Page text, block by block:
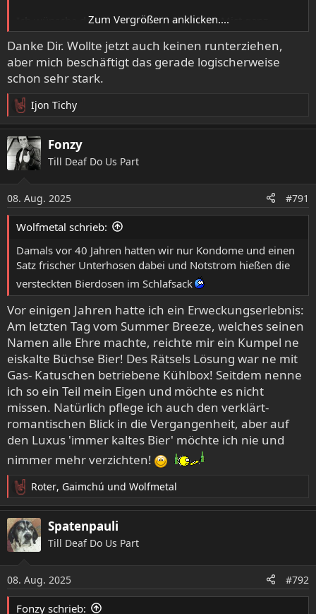
Ich wünsche deinem Kumpel, dass er den Mist ganz
schnell platt macht. Ein Bier/Cocktail bei uns ist für euch
reserviert!
Zum Vergrößern anklicken....
Danke Dir. Wollte jetzt auch keinen runterziehen,
aber mich beschäftigt das gerade logischerweise
schon sehr stark.
R
e
a
k
t
n
e
n
Ijon Tichy
Fonzy
Till Deaf Do Us Part
08. Aug. 2025 #791
Wolfmetal schrieb:
Damals vor 40 Jahren hatten wir nur Kondome und einen
Satz frischer Unterhosen dabei und Notstrom hießen die
versteckten Bierdosen im Schlafsack
Vor einigen Jahren hatte ich ein Erweckungserlebnis:
Am letzten Tag vom Summer Breeze, welches seinen
Namen alle Ehre machte, reichte mir ein Kumpel ne
eiskalte Büchse Bier! Des Rätsels Lösung war ne mit
Gas- Katuschen betriebene Kühlbox! Seitdem nenne
ich so ein Teil mein Eigen und möchte es nicht
missen. Natürlich pflege ich auch den verklärt-
romantischen Blick in die Vergangenheit, aber auf
den Luxus 'immer kaltes Bier' möchte ich nie und
nimmer mehr verzichten!
R
e
a
k
t
n
e
Roter, Gaimchú und Wolfmetal
Spatenpauli
Till Deaf Do Us Part
08. Aug. 2025 #792
Fonzy schrieb: